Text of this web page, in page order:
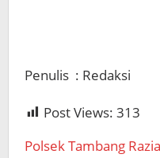
Penulis : Redaksi
Post Views: 313
Polsek Tambang